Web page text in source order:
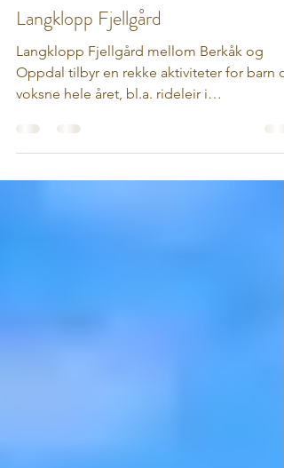
27. juni 2024
Langklopp Fjellgård
Langklopp Fjellgård mellom Berkåk og
Oppdal tilbyr en rekke aktiviteter for barn